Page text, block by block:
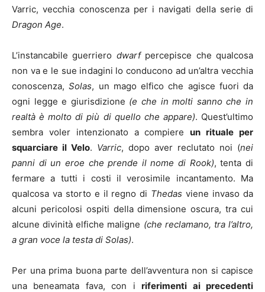
Varric, vecchia conoscenza per i navigati della serie di
Dragon Age.
L’instancabile guerriero dwarfpercepisce che qualcosa
non va e le sue indagini lo conducono ad un’altra vecchia
conoscenza,Solas, un mago elfico che agisce fuori da
ogni legge e giurisdizione (e che in molti sanno che in
realtà è molto di più di quello che appare). Quest’ultimo
sembra voler intenzionato a compiereun rituale per
squarciare il Velo. Varric, dopo aver reclutato noi (nei
panni di un eroe che prende il nome di Rook), tenta di
fermare a tutti i costi il verosimile incantamento. Ma
qualcosa va storto e il regno di Thedas viene invaso da
alcuni pericolosi ospiti della dimensione oscura, tra cui
alcune divinità elfiche maligne (che reclamano, tra l’altro,
a gran voce la testa di Solas).
Per una prima buona parte dell’avventura non si capisce
una beneamata fava, con iriferimenti ai precedenti